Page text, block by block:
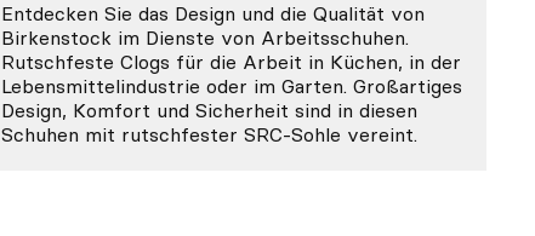
Entdecken Sie das Design und die Qualität von
Birkenstock im Dienste von Arbeitsschuhen.
Rutschfeste Clogs für die Arbeit in Küchen, in der
Lebensmittelindustrie oder im Garten. Großartiges
Design, Komfort und Sicherheit sind in diesen
Schuhen mit rutschfester SRC-Sohle vereint.